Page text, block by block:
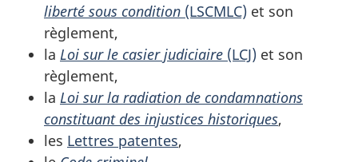
liberté sous condition (LSCMLC) et son
règlement,
la Loi sur le casier judiciaire (LCJ) et son
règlement,
la Loi sur la radiation de condamnations
constituant des injustices historiques,
les Lettres patentes,